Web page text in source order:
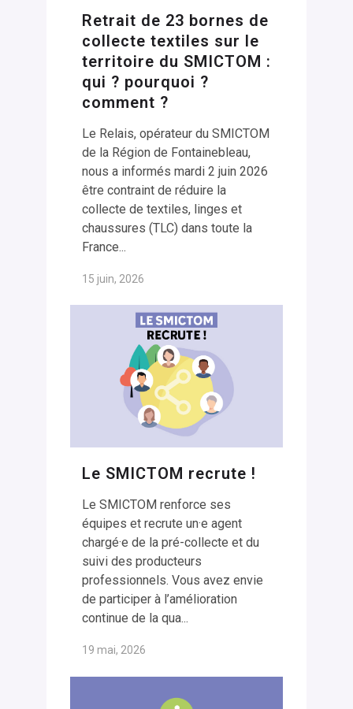
Retrait de 23 bornes de
collecte textiles sur le
territoire du SMICTOM :
qui ? pourquoi ?
comment ?
Le Relais, opérateur du SMICTOM
de la Région de Fontainebleau,
nous a informés mardi 2 juin 2026
être contraint de réduire la
collecte de textiles, linges et
chaussures (TLC) dans toute la
France...
15 juin, 2026
Le SMICTOM recrute !
Le SMICTOM renforce ses
équipes et recrute un·e agent
chargé·e de la pré-collecte et du
suivi des producteurs
professionnels. Vous avez envie
de participer à l’amélioration
continue de la qua...
19 mai, 2026